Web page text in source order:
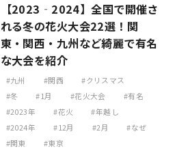
【2023‐2024】全国で開催さ
れる冬の花火大会22選！関
東・関西・九州など綺麗で有名
な大会を紹介
九州 関西
クリスマス
冬
1月 花火大会
有名
2023年
花火
年越し
2024年
12月 2月
なぜ
関東
東京